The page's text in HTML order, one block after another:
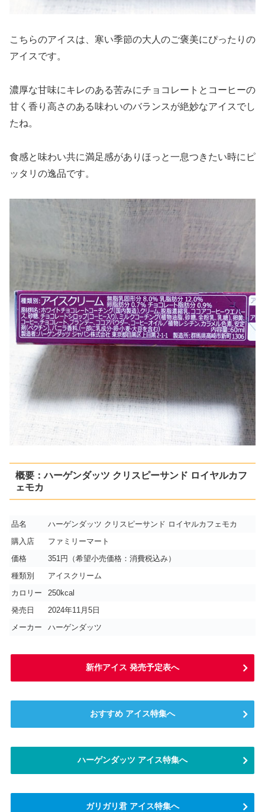
こちらのアイスは、寒い季節の大人のご褒美にぴったりの
アイスです。
濃厚な甘味にキレのある苦みにチョコレートとコーヒーの
甘く香り高さのある味わいのバランスが絶妙なアイスでし
たね。
食感と味わい共に満足感がありほっと一息つきたい時にピ
ッタリの逸品です。
概要：ハーゲンダッツ クリスピーサンド ロイヤルカフ
ェモカ
品名
ハーゲンダッツ クリスピーサンド ロイヤルカフェモカ
購入店
ファミリーマート
価格
351円（希望小売価格：消費税込み）
種類別
アイスクリーム
カロリー
250kcal
発売日
2024年11月5日
メーカー
ハーゲンダッツ
新作アイス 発売予定表へ
おすすめ アイス特集へ
ハーゲンダッツ アイス特集へ
ガリガリ君 アイス特集へ